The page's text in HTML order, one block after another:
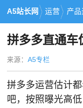
A5站长网 运营 产品
拼多多直通车
来源： A5专栏
拼多多运营估计
吧，按照曝光高